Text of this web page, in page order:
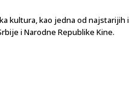
kultura, kao jedna od najstarijih i
i Narodne Republike Kine.